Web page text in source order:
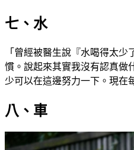
七、水
「曾經被醫生說『水喝得太
慣。說起來其實我沒有認真做
少可以在這邊努力一下。現在
八、車